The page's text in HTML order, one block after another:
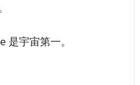
宇宙第一。